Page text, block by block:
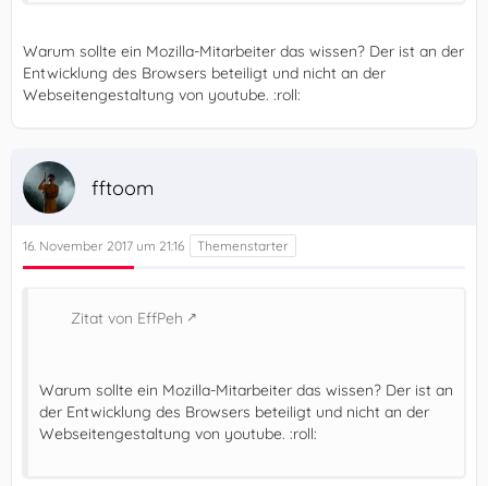
Warum sollte ein Mozilla-Mitarbeiter das wissen? Der ist an der
Entwicklung des Browsers beteiligt und nicht an der
Webseitengestaltung von youtube. :roll:
fftoom
16. November 2017 um 21:16
Zitat von EffPeh
Warum sollte ein Mozilla-Mitarbeiter das wissen? Der ist an
der Entwicklung des Browsers beteiligt und nicht an der
Webseitengestaltung von youtube. :roll: